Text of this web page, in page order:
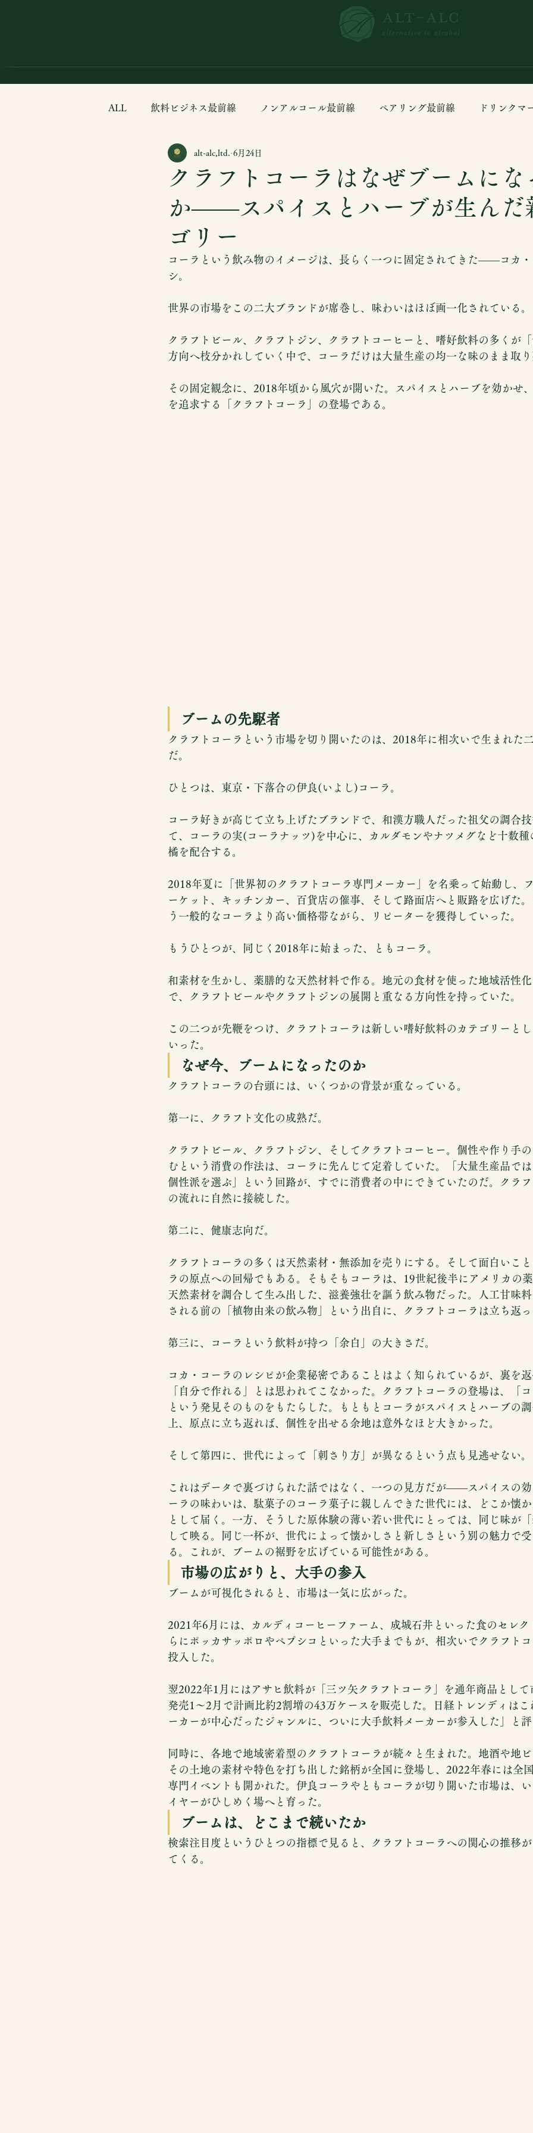
ALL 飲料ビジネス最前線 ノンアルコール最前線 ペアリング最前線 ドリンクマ
食の科学 カクテル最前線
クラフトコーラはなぜブームにな
か——スパイスとハーブが生んだ
ゴリー
alt-alc,ltd. 6月24日
コーラという飲み物のイメージは、長らく一つに固定されてきた――コカ
シ。
世界の市場をこの二大ブランドが席巻し、味わいはほぼ画一化されている。
クラフトビール、クラフトジン、クラフトコーヒーと、嗜好飲料の多くが「
方向へ枝分かれしていく中で、コーラだけは大量生産の均一な味のまま取り
その固定観念に、2018年頃から風穴が開いた。スパイスとハーブを効かせ
を追求する「クラフトコーラ」の登場である。
ブームの先駆者
クラフトコーラという市場を切り開いたのは、2018年に相次いで生まれた
だ。
ひとつは、東京・下落合の伊良(いよし)コーラ。
コーラ好きが高じて立ち上げたブランドで、和漢方職人だった祖父の調合
て、コーラの実(コーラナッツ)を中心に、カルダモンやナツメグなど十数種
橘を配合する。
2018年夏に「世界初のクラフトコーラ専門メーカー」を名乗って始動し、
ーケット、キッチンカー、百貨店の催事、そして路面店へと販路を広げた
う一般的なコーラより高い価格帯ながら、リピーターを獲得していった。
もうひとつが、同じく2018年に始まった、ともコーラ。
和素材を生かし、薬膳的な天然材料で作る。地元の食材を使った地域活性
で、クラフトビールやクラフトジンの展開と重なる方向性を持っていた。
この二つが先鞭をつけ、クラフトコーラは新しい嗜好飲料のカテゴリーと
いった。
なぜ今、ブームになったのか
クラフトコーラの台頭には、いくつかの背景が重なっている。
第一に、クラフト文化の成熟だ。
クラフトビール、クラフトジン、そしてクラフトコーヒー。個性や作り手
むという消費の作法は、コーラに先んじて定着していた。「大量生産品で
個性派を選ぶ」という回路が、すでに消費者の中にできていたのだ。クラ
の流れに自然に接続した。
第二に、健康志向だ。
クラフトコーラの多くは天然素材・無添加を売りにする。そして面白いこ
ラの原点への回帰でもある。そもそもコーラは、19世紀後半にアメリカの
天然素材を調合して生み出した、滋養強壮を謳う飲み物だった。人工甘味
される前の「植物由来の飲み物」という出自に、クラフトコーラは立ち返っ
第三に、コーラという飲料が持つ「余白」の大きさだ。
コカ・コーラのレシピが企業秘密であることはよく知られているが、裏を
「自分で作れる」とは思われてこなかった。クラフトコーラの登場は、「コ
という発見そのものをもたらした。もともとコーラがスパイスとハーブの
上、原点に立ち返れば、個性を出せる余地は意外なほど大きかった。
そして第四に、世代によって「刺さり方」が異なるという点も見逃せない。
これはデータで裏づけられた話ではなく、一つの見方だが——スパイスの効
ーラの味わいは、駄菓子のコーラ菓子に親しんできた世代には、どこか懐か
として届く。一方、そうした原体験の薄い若い世代にとっては、同じ味が
して映る。同じ一杯が、世代によって懐かしさと新しさという別の魅力で
る。これが、ブームの裾野を広げている可能性がある。
市場の広がりと、大手の参入
ブームが可視化されると、市場は一気に広がった。
2021年6月には、カルディコーヒーファーム、成城石井といった食のセレク
らにポッカサッポロやペプシコといった大手までもが、相次いでクラフト
投入した。
翌2022年1月にはアサヒ飲料が「三ツ矢クラフトコーラ」を通年商品として
発売1〜2月で計画比約2割増の43万ケースを販売した。日経トレンディはこ
ーカーが中心だったジャンルに、ついに大手飲料メーカーが参入した」と評
同時に、各地で地域密着型のクラフトコーラが続々と生まれた。地酒や地ビ
その土地の素材や特色を打ち出した銘柄が全国に登場し、2022年春には全
専門イベントも開かれた。伊良コーラやともコーラが切り開いた市場は、
イヤーがひしめく場へと育った。
ブームは、どこまで続いたか
検索注目度というひとつの指標で見ると、クラフトコーラへの関心の推移が
てくる。